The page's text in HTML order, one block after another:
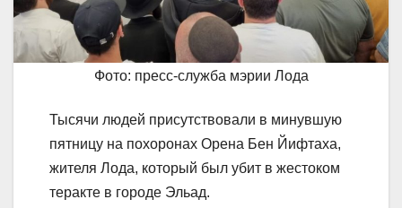
Фото: пресс-служба мэрии Лода
Тысячи людей присутствовали в минувшую
пятницу на похоронах Орена Бен Йифтаха,
жителя Лода, который был убит в жестоком
теракте в городе Эльад.